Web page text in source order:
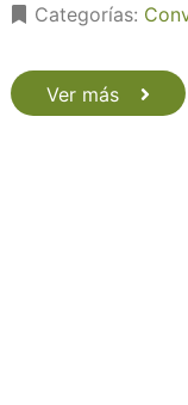
Categorías:
Ver más